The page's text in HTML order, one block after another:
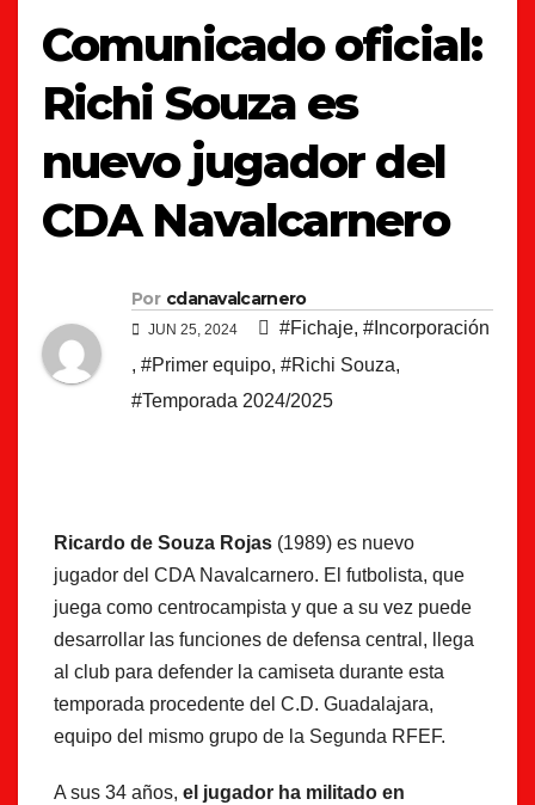
Comunicado oficial:
Richi Souza es
nuevo jugador del
CDA Navalcarnero
Por cdanavalcarnero
JUN 25, 2024 #Fichaje, #Incorporación
, #Primer equipo, #Richi Souza,
#Temporada 2024/2025
Ricardo de Souza Rojas (1989) es nuevo
jugador del CDA Navalcarnero. El futbolista, que
juega como centrocampista y que a su vez puede
desarrollar las funciones de defensa central, llega
al club para defender la camiseta durante esta
temporada procedente del C.D. Guadalajara,
equipo del mismo grupo de la Segunda RFEF.
A sus 34 años, el jugador ha militado en